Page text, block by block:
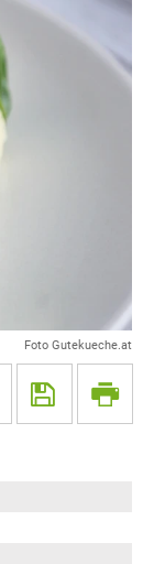
Foto Gutekueche.at